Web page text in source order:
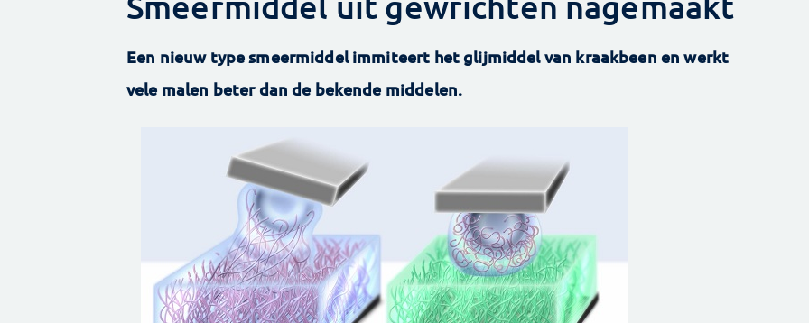
Een nieuw type smeermiddel immiteert het glijmiddel van kraakbeen en werkt
vele malen beter dan de bekende middelen.